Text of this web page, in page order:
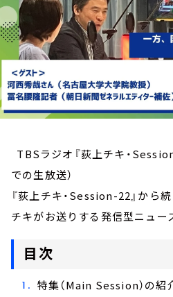
TBSラジオ『荻上チキ・
での生放送）
『荻上チキ・Session-22』から
チキがお送りする発信型ニュー
目次
特集（Main Session）の紹